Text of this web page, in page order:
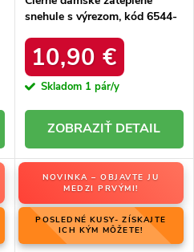
snehule s výrezom, kód 6544-
10,90 €
Skladom 1 pár/y
DETAIL
NOVINKA – OBJAVTE JU
MEDZI PRVÝMI!
POSLEDNÉ KUSY- ZÍSKAJTE
ICH KÝM MÔŽETE!